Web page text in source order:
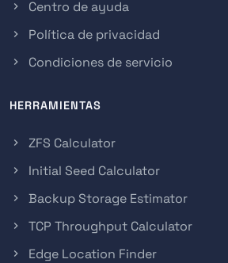
Centro de ayuda
Política de privacidad
Condiciones de servicio
HERRAMIENTAS
ZFS Calculator
Initial Seed Calculator
Backup Storage Estimator
TCP Throughput Calculator
Edge Location Finder